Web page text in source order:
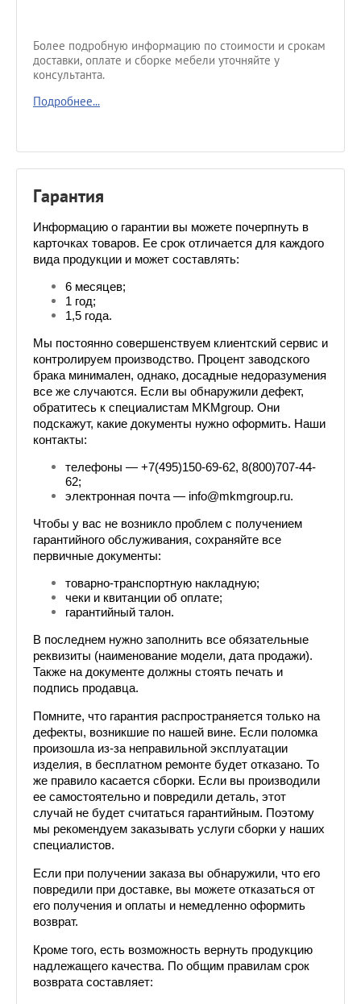
Более подробную информацию по стоимости и срокам
доставки, оплате и сборке мебели уточняйте у
консультанта.
Подробнее...
Гарантия
Информацию о гарантии вы можете почерпнуть в
карточках товаров. Ее срок отличается для каждого
вида продукции и может составлять:
6 месяцев;
1 год;
1,5 года.
Мы постоянно совершенствуем клиентский сервис и
контролируем производство. Процент заводского
брака минимален, однако, досадные недоразумения
все же случаются. Если вы обнаружили дефект,
обратитесь к специалистам MKMgroup. Они
подскажут, какие документы нужно оформить. Наши
контакты:
телефоны — +7(495)150-69-62, 8(800)707-44-
62;
электронная почта — info@mkmgroup.ru.
Чтобы у вас не возникло проблем с получением
гарантийного обслуживания, сохраняйте все
первичные документы:
товарно-транспортную накладную;
чеки и квитанции об оплате;
гарантийный талон.
В последнем нужно заполнить все обязательные
реквизиты (наименование модели, дата продажи).
Также на документе должны стоять печать и
подпись продавца.
Помните, что гарантия распространяется только на
дефекты, возникшие по нашей вине. Если поломка
произошла из-за неправильной эксплуатации
изделия, в бесплатном ремонте будет отказано. То
же правило касается сборки. Если вы производили
ее самостоятельно и повредили деталь, этот
случай не будет считаться гарантийным. Поэтому
мы рекомендуем заказывать услуги сборки у наших
специалистов.
Если при получении заказа вы обнаружили, что его
повредили при доставке, вы можете отказаться от
его получения и оплаты и немедленно оформить
возврат.
Кроме того, есть возможность вернуть продукцию
надлежащего качества. По общим правилам срок
возврата составляет: